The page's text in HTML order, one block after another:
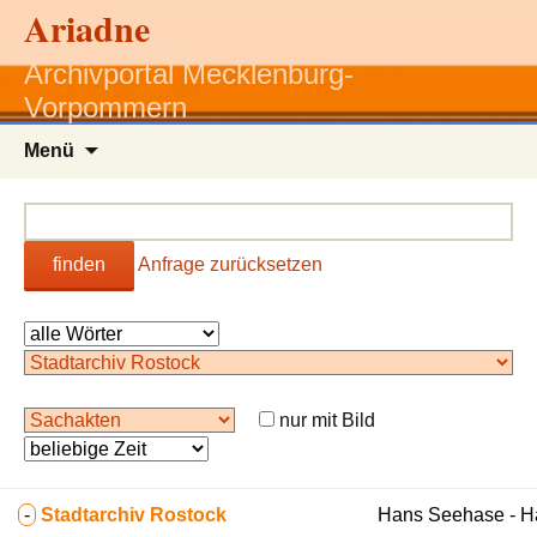
Ariadne
Archivportal Mecklenburg-
Vorpommern
Menü
finden Anfrage zurücksetzen
nur mit Bild
- Stadtarchiv Rostock Hans Seehase -